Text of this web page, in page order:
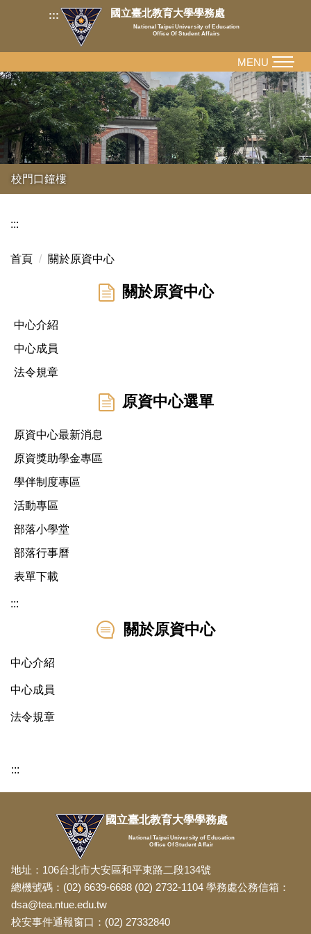
內
容
區
::: 國立臺北教育大學學務處
National Taipei University of Education
Office Of Student Affairs
校門口鐘樓
MENU
:::
首頁 關於原資中心
關於原資中心
中心介紹
中心成員
法令規章
原資中心選單
原資中心最新消息
原資獎助學金專區
學伴制度專區
活動專區
部落小學堂
部落行事曆
表單下載
:::
關於原資中心
中心介紹
中心成員
法令規章
:::
國立臺北教育大學學務處
National Taipei University of Education
Office Of Student Affair
地址：106台北市大安區和平東路二段134號
總機號碼：(02) 6639-6688 (02) 2732-1104 學務處公務信箱：
dsa@tea.ntue.edu.tw
校安事件通報窗口：(02) 27332840